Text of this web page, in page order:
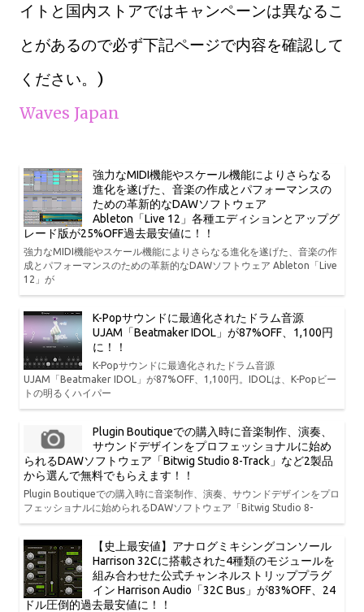
イトと国内ストアではキャンペーンは異なるこ
とがあるので必ず下記ページで内容を確認して
ください。)
Waves Japan
強力なMIDI機能やスケール機能によりさらなる
進化を遂げた、音楽の作成とパフォーマンスの
ための革新的なDAWソフトウェア
Ableton「Live 12」各種エディションとアップグ
レード版が25%OFF過去最安値に！！
強力なMIDI機能やスケール機能によりさらなる進化を遂げた、音楽の作
成とパフォーマンスのための革新的なDAWソフトウェア Ableton「Live
12」が
K-Popサウンドに最適化されたドラム音源
UJAM「Beatmaker IDOL」が87%OFF、1,100円
に！！
K-Popサウンドに最適化されたドラム音源
UJAM「Beatmaker IDOL」が87%OFF、1,100円。IDOLは、K-Popビー
トの明るくハイパー
Plugin Boutiqueでの購入時に音楽制作、演奏、
サウンドデザインをプロフェッショナルに始め
られるDAWソフトウェア「Bitwig Studio 8-Track」など2製品
から選んで無料でもらえます！！
Plugin Boutiqueでの購入時に音楽制作、演奏、サウンドデザインをプロ
フェッショナルに始められるDAWソフトウェア「Bitwig Studio 8-
【史上最安値】アナログミキシングコンソール
Harrison 32Cに搭載された4種類のモジュールを
組み合わせた公式チャンネルストリッププラグ
イン Harrison Audio「32C Bus」が83%OFF、24
ドル圧倒的過去最安値に！！